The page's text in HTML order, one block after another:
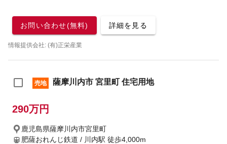
お問い合わせ(無料) 詳細を見る
情報提供会社: (有)正栄産業
売地 薩摩川内市 宮里町 住宅用地
290万円
鹿児島県薩摩川内市宮里町
肥薩おれんじ鉄道 / 川内駅 徒歩4,000m